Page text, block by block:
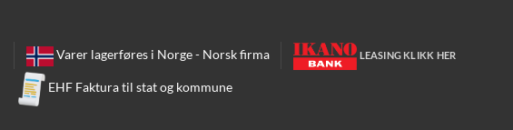
content Varer lagerføres i Norge - Norsk firma LEASING KLIKK HER
EHF Faktura til stat og kommune